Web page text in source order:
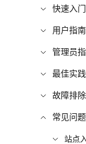
快速入门
用户指南
管理员
最佳实践
故障排除
常见问题
站点